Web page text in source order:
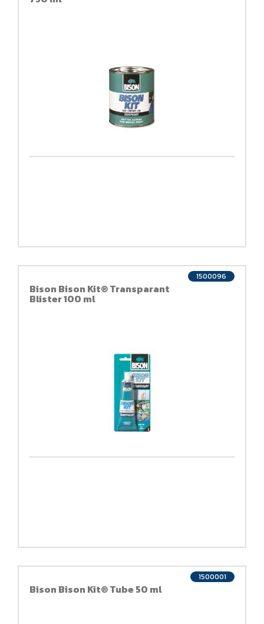
Bison Bison Kit® Transparant
Blister 100 ml
1500096
Bison Bison Kit® Tube 50 ml
1500001